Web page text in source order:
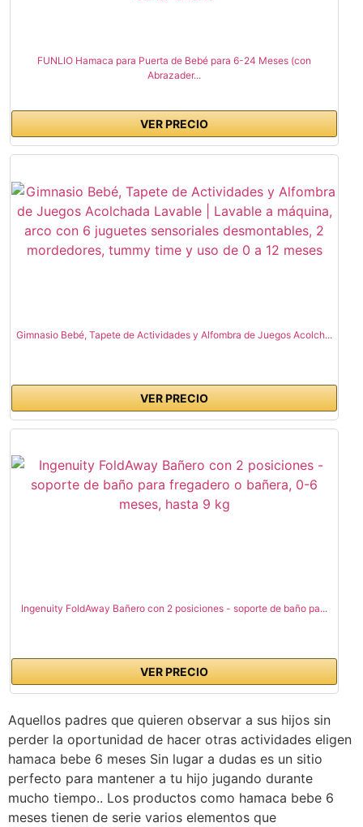
FUNLIO Hamaca para Puerta de Bebé para 6-24 Meses (con
Abrazader...
VER PRECIO
Gimnasio Bebé, Tapete de Actividades y Alfombra de Juegos Acolch...
VER PRECIO
Ingenuity FoldAway Bañero con 2 posiciones - soporte de baño pa...
VER PRECIO
Aquellos padres que quieren observar a sus hijos sin
perder la oportunidad de hacer otras actividades eligen
hamaca bebe 6 meses Sin lugar a dudas es un sitio
perfecto para mantener a tu hijo jugando durante
mucho tiempo.. Los productos como hamaca bebe 6
meses tienen de serie varios elementos que